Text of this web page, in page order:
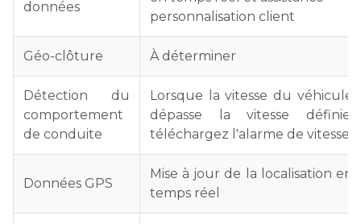
données
personnalisation client
Géo-clôture À déterminer
Détection du
comportement
de conduite
Lorsque la vitesse du véhicule
dépasse la vitesse définie,
téléchargez l'alarme de vitesse
Données GPS
Mise à jour de la localisation en
temps réel